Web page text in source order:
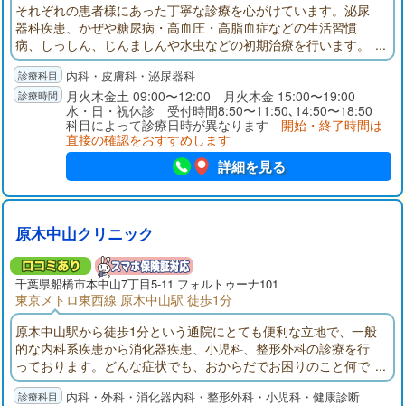
それぞれの患者様にあった丁寧な診療を心がけています。泌尿
器科疾患、かぜや糖尿病・高血圧・高脂血症などの生活習慣
病、しっしん、じんましんや水虫などの初期治療を行います。
採血、エコー（腹部エコー・頸動脈エコー）は当院にて検査い
たします。CT、MRIは提携医療機関で撮影し、当日に診察でき
ます。なるべく不必要な薬は処方しない。患者様の状態に一番
合った薬を考えていきます。
内科・皮膚科・泌尿器科
月火木金土 09:00〜12:00 月火木金 15:00〜19:00
水・日・祝休診 受付時間8:50〜11:50､14:50〜18:50
科目によって診療日時が異なります 開始・終了時間は
直接の確認をおすすめします
詳細を見る
原木中山クリニック
千葉県船橋市本中山7丁目5-11 フォルトゥーナ101
東京メトロ東西線 原木中山駅 徒歩1分
原木中山駅から徒歩1分という通院にとても便利な立地で、一般
的な内科系疾患から消化器疾患、小児科、整形外科の診療を行
っております。どんな症状でも、おからだでお困りのこと何で
もお気軽にご相談をいただけますと幸いでございます。
内科・外科・消化器内科・整形外科・小児科・健康診断